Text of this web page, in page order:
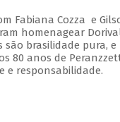
Fabiana Cozza e
homenagear
são brasilidade pura,
80 anos de
e responsabilidade.